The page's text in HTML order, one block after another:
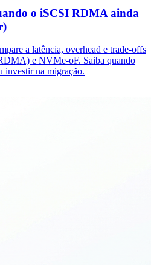
o iSCSI RDMA ainda
a latência, overhead e trade-offs
e NVMe-oF. Saiba quando
investir na migração.